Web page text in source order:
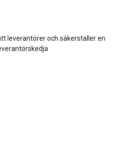
leverantörer och säkerställer en